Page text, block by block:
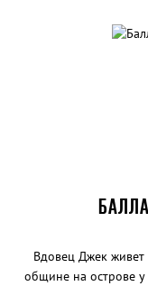
Вдовец Джек живет
общине на острове у